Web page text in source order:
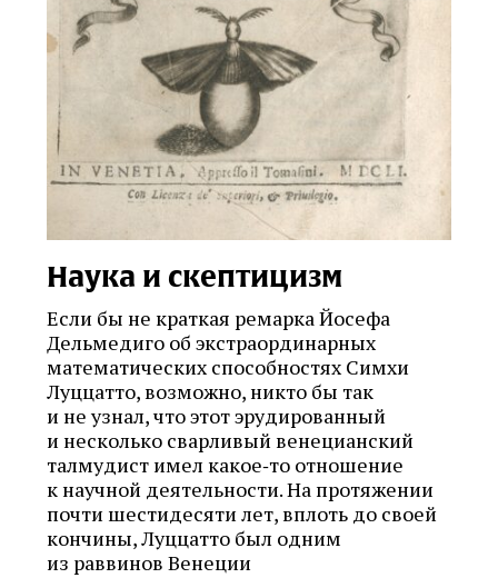
Наука и скептицизм
Если бы не краткая ремарка Йосефа
Дельмедиго об экстраординарных
математических способностях Симхи
Луццатто, возможно, никто бы так
и не узнал, что этот эрудированный
и несколько сварливый венецианский
талмудист имел какое‑то отношение
к научной деятельности. На протяжении
почти шестидесяти лет, вплоть до своей
кончины, Луццатто был одним
из раввинов Венеции